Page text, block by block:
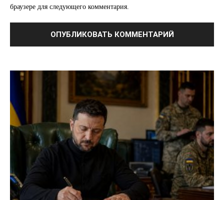
браузере для следующего комментария.